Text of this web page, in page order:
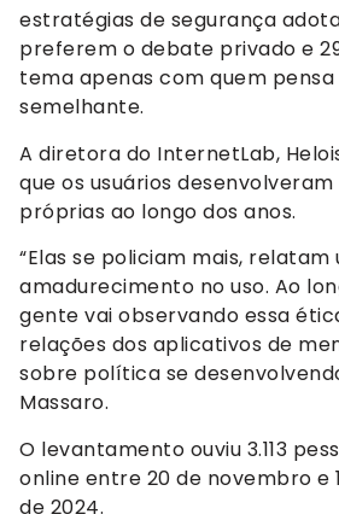
estratégias de segurança
preferem o debate privado e
tema apenas com quem
semelhante.
A diretora do InternetLab,
que os usuários
próprias ao longo dos anos.
“Elas se policiam mais, relatam
amadurecimento no uso. Ao
gente vai observando essa
relações dos aplicativos de
sobre política se
Massaro.
O levantamento ouviu 3.113
online entre 20 de novembro e
de 2024.